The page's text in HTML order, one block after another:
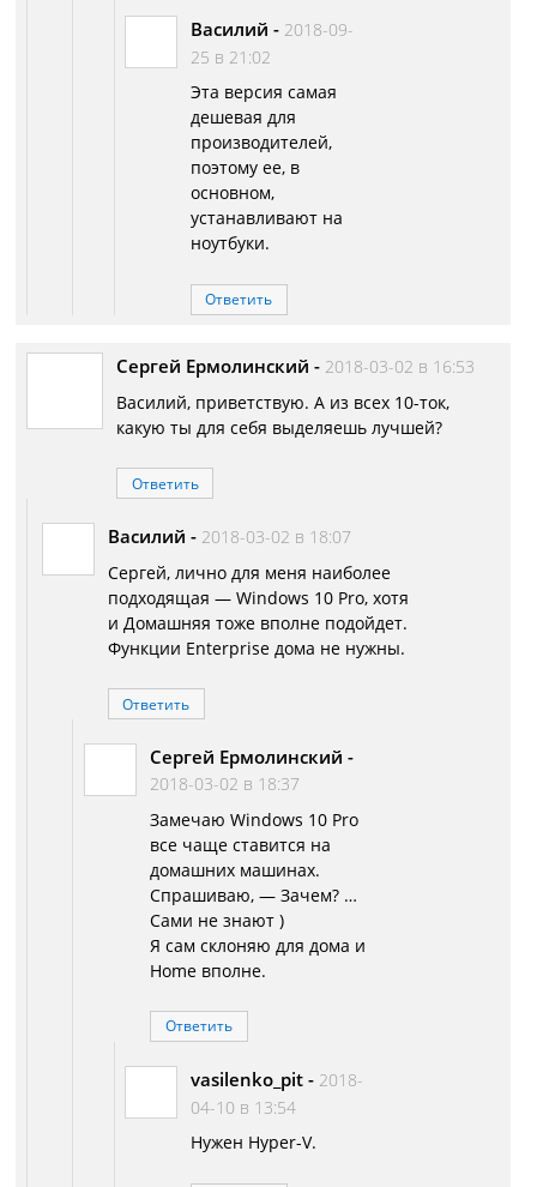
Василий - 2018-09-
25 в 21:02
Эта версия самая
дешевая для
производителей,
поэтому ее, в
основном,
устанавливают на
ноутбуки.
Ответить
Сергей Ермолинский - 2018-03-02 в 16:53
Василий, приветствую. А из всех 10-ток,
какую ты для себя выделяешь лучшей?
Ответить
Василий - 2018-03-02 в 18:07
Сергей, лично для меня наиболее
подходящая — Windows 10 Pro, хотя
и Домашняя тоже вполне подойдет.
Функции Enterprise дома не нужны.
Ответить
Сергей Ермолинский -
2018-03-02 в 18:37
Замечаю Windows 10 Pro
все чаще ставится на
домашних машинах.
Спрашиваю, — Зачем? …
Сами не знают )
Я сам склоняю для дома и
Home вполне.
Ответить
vasilenko_pit - 2018-
04-10 в 13:54
Нужен Hyper-V.